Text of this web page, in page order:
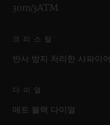
30m/3ATM
크리스탈
반사 방지 처리한 사파이어
다이얼
매트 블랙 다이얼